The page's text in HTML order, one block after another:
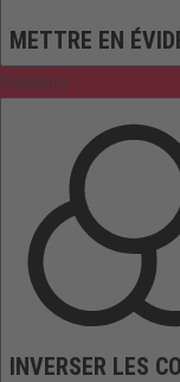
METTRE EN
Couleurs
INVERSER LES